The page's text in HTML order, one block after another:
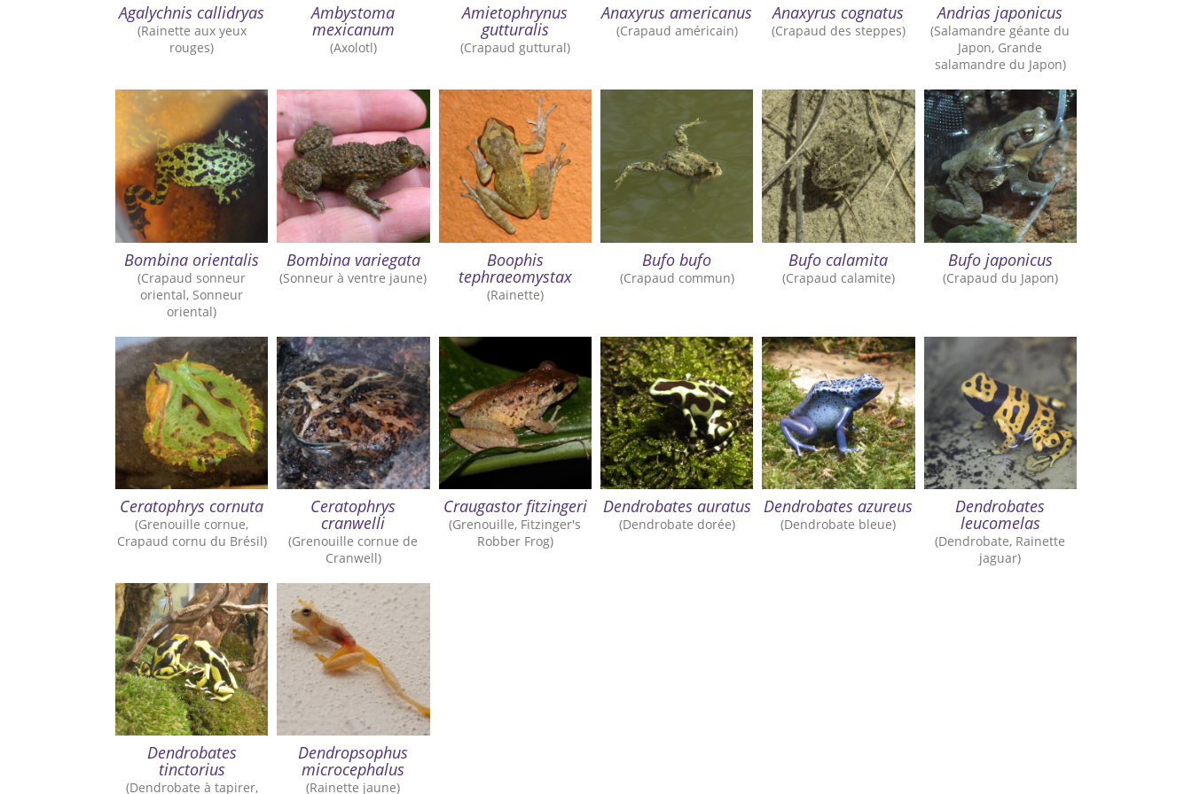
Agalychnis callidryas
(Rainette aux yeux
rouges)
Ambystoma
mexicanum
(Axolotl)
Amietophrynus
gutturalis
(Crapaud guttural)
Anaxyrus americanus
(Crapaud américain)
Anaxyrus cognatus
(Crapaud des steppes)
Andrias japonicus
(Salamandre géante du
Japon, Grande
salamandre du Japon)
Bombina orientalis
(Crapaud sonneur
oriental, Sonneur
oriental)
Bombina variegata
(Sonneur à ventre jaune)
Boophis
tephraeomystax
(Rainette)
Bufo bufo
(Crapaud commun)
Bufo calamita
(Crapaud calamite)
Bufo japonicus
(Crapaud du Japon)
Ceratophrys cornuta
(Grenouille cornue,
Crapaud cornu du Brésil)
Ceratophrys
cranwelli
(Grenouille cornue de
Cranwell)
Craugastor fitzingeri
(Grenouille, Fitzinger's
Robber Frog)
Dendrobates auratus
(Dendrobate dorée)
Dendrobates azureus
(Dendrobate bleue)
Dendrobates
leucomelas
(Dendrobate, Rainette
jaguar)
Dendrobates
tinctorius
(Dendrobate à tapirer,
Dendropsophus
microcephalus
(Rainette jaune)